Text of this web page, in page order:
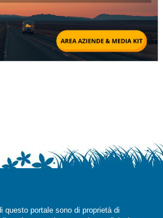
questo portale sono di proprietà di